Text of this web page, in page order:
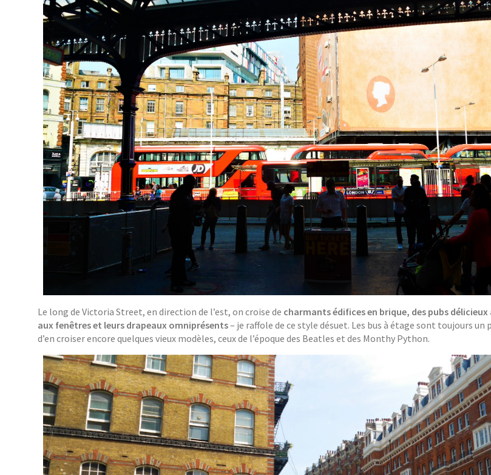
Le long de Victoria Street, en direction de l’est, on croise de charmants édifices en brique, des pubs
aux fenêtres et leurs drapeaux omniprésents– je raffole de ce style désuet. Les bus à étage sont toujours un
d’en croiser encore quelques vieux modèles, ceux de l’époque des Beatles et des Monthy Python.